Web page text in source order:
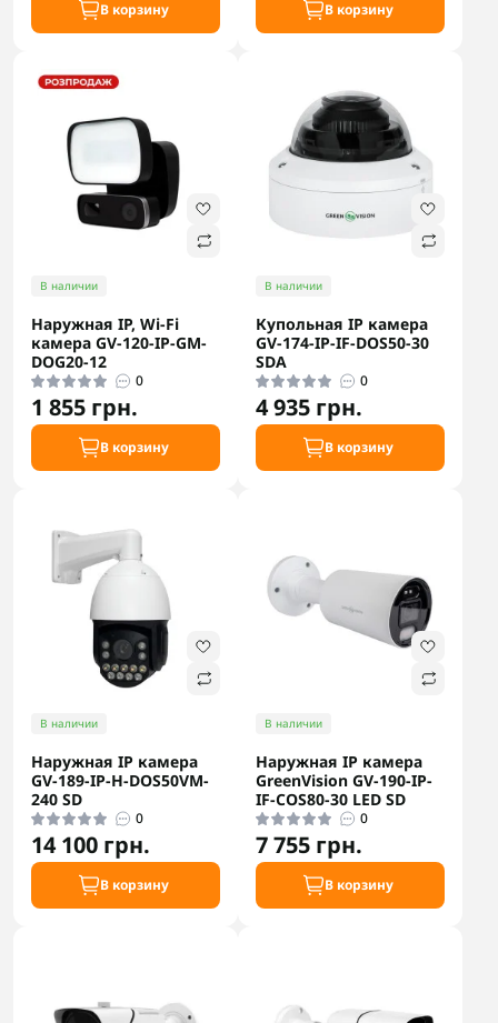
В корзину В корзину
В наличии
Наружная IP, Wi-Fi
камера GV-120-IP-GM-
DOG20-12
0
1 855 грн.
В корзину
В наличии
Купольная IP камера
GV-174-IP-IF-DOS50-30
SDA
0
4 935 грн.
В корзину
В наличии
Наружная IP камера
GV-189-IP-H-DOS50VM-
240 SD
0
14 100 грн.
В корзину
В наличии
Наружная IP камера
GreenVision GV-190-IP-
IF-COS80-30 LED SD
0
7 755 грн.
В корзину